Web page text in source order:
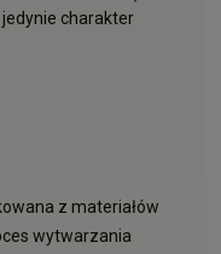
charakter
z materiałów
wytwarzania